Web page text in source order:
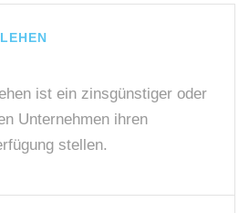
ist ein zinsgünstiger oder
Unternehmen ihren
stellen.